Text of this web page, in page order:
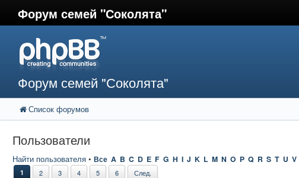
Форум семей "Соколята"
Форум семей "Соколята"
Список форумов
Пользователи
Найти пользователя • Все A B C D E F G H I J K L M N O P Q R S T U V
1 2 3 4 5 6 След.